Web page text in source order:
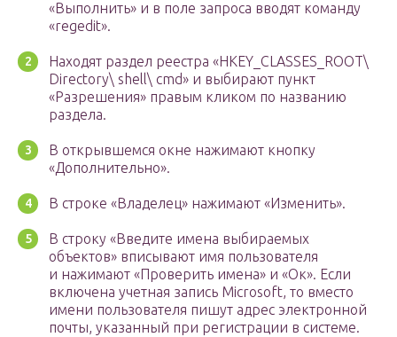
«Выполнить» и в поле запроса вводят команду
«regedit».
Находят раздел реестра «HKEY_CLASSES_ROOT\
Directory\ shell\ cmd» и выбирают пункт
«Разрешения» правым кликом по названию
раздела.
В открывшемся окне нажимают кнопку
«Дополнительно».
В строке «Владелец» нажимают «Изменить».
В строку «Введите имена выбираемых
объектов» вписывают имя пользователя
и нажимают «Проверить имена» и «Ок». Если
включена учетная запись Microsoft, то вместо
имени пользователя пишут адрес электронной
почты, указанный при регистрации в системе.